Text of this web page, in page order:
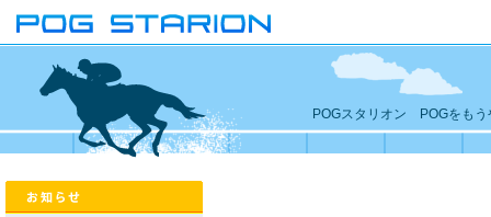
POGスタリオン POGをもう